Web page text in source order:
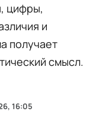
цифры,
и
получает
смысл.
16:05